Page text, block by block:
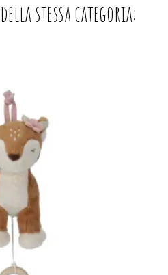
stessa categoria: